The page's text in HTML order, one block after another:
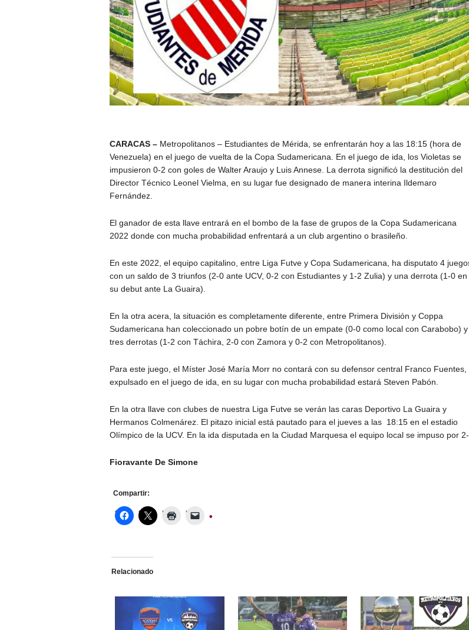
CARACAS – Metropolitanos – Estudiantes de Mérida, se enfrentarán hoy a las 18:15 (hora de
Venezuela) en el juego de vuelta de la Copa Sudamericana. En el juego de ida, los Violetas se
impusieron 0-2 con goles de Walter Araujo y Luis Annese. La derrota significó la destitución del
Director Técnico Leonel Vielma, en su lugar fue designado de manera interina Ildemaro
Fernández.
El ganador de esta llave entrará en el bombo de la fase de grupos de la Copa Sudamericana
2022 donde con mucha probabilidad enfrentará a un club argentino o brasileño.
En este 2022, el equipo capitalino, entre Liga Futve y Copa Sudamericana, ha disputato 4
con un saldo de 3 triunfos (2-0 ante UCV, 0-2 con Estudiantes y 1-2 Zulia) y una derrota (1-0 en
su debut ante La Guaira).
En la otra acera, la situación es completamente diferente, entre Primera División y Coppa
Sudamericana han coleccionado un pobre botín de un empate (0-0 como local con Carabobo) y
tres derrotas (1-2 con Táchira, 2-0 con Zamora y 0-2 con Metropolitanos).
Para este juego, el Míster José María Morr no contará con su defensor central Franco Fuentes,
expulsado en el juego de ida, en su lugar con mucha probabilidad estará Steven Pabón.
En la otra llave con clubes de nuestra Liga Futve se verán las caras Deportivo La Guaira y
Hermanos Colmenárez. El pitazo inicial está pautado para el jueves a las 18:15 en el estadio
Olímpico de la UCV. En la ida disputada en la Ciudad Marquesa el equipo local se impuso por 2-
Fioravante De Simone
Compartir:
Relacionado